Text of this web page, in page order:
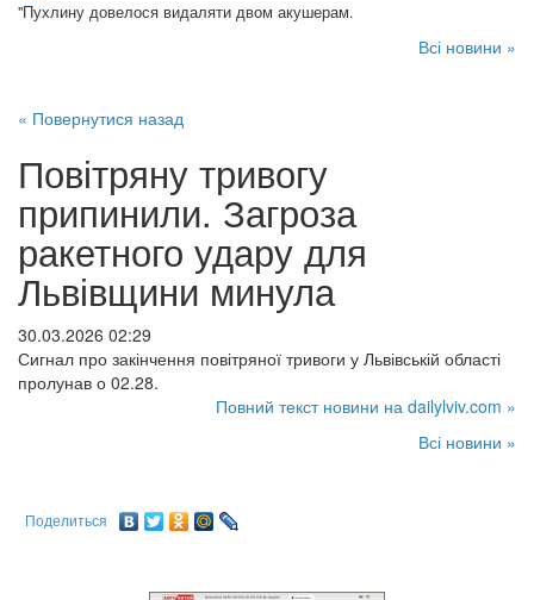
"Пухлину довелося видаляти двом акушерам.
Всі новини »
« Повернутися назад
Повітряну тривогу
припинили. Загроза
ракетного удару для
Львівщини минула
30.03.2026 02:29
Сигнал про закінчення повітряної тривоги у Львівській області
пролунав о 02.28.
Повний текст новини на dailylviv.com »
Всі новини »
Поделиться